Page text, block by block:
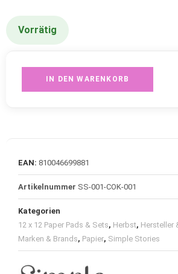
Vorrätig
IN DEN WARENKORB
EAN: 810046699881
Artikelnummer SS-001-COK-001
Kategorien
12 x 12 Paper Pads & Sets, Herbst, Hersteller
Marken & Brands, Papier, Simple Stories